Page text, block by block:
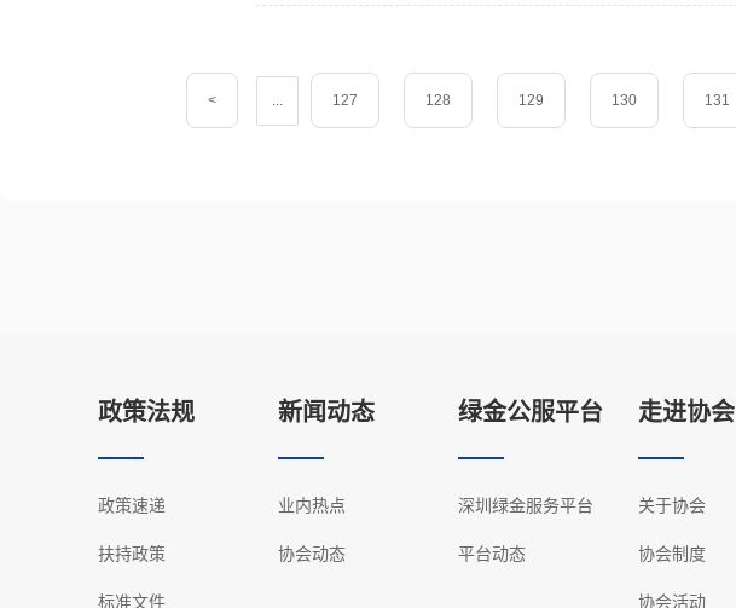
< 127 128 129 130 131
政策法规
政策速递
扶持政策
标准文件
新闻动态
业内热点
协会动态
绿金公服平台
深圳绿金服务平台
平台动态
走进协会
关于协会
协会制度
协会活动